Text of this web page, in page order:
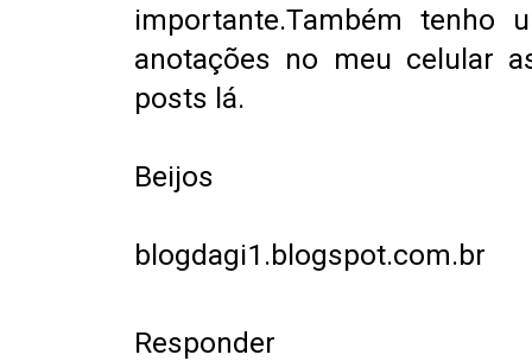
importante.Também tenho
anotações no meu celular
posts lá.
Beijos
blogdagi1.blogspot.com.br
Responder